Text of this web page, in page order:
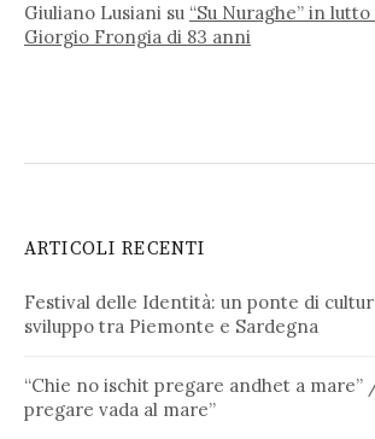
Giuliano Lusiani su “Su Nuraghe” in
Giorgio Frongia di 83 anni
ARTICOLI RECENTI
Festival delle Identità: un ponte di
sviluppo tra Piemonte e Sardegna
“Chie no ischit pregare andhet a mare”
pregare vada al mare”